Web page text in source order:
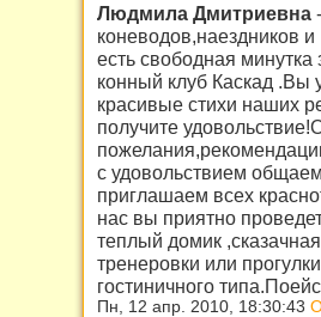
Людмила Дмитриевна
коневодов,наездников
есть свободная минутка
конный клуб Каскад .Вы
красивые стихи наших
получите
с удовольствием
приглашаем всех
нас вы приятно
теплый домик
тренеровки или
гостиничного
Пн, 12 апр. 2010, 18:30:43